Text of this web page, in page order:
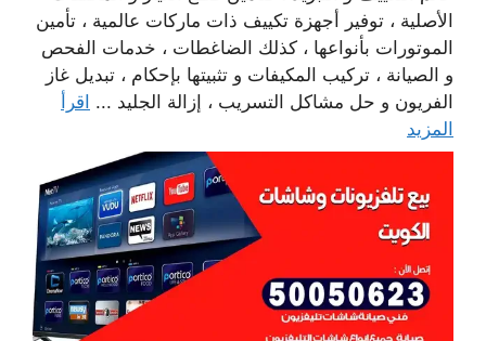
الأصلية ، توفير أجهزة تكييف ذات ماركات عالمية ، تأمين
الموتورات بأنواعها ، كذلك الضاغطات ، خدمات الفحص
و الصيانة ، تركيب المكيفات و تثبيتها بإحكام ، تبديل غاز
الفريون و حل مشاكل التسريب ، إزالة الجليد ... اقرأ
المزيد